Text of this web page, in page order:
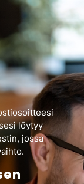
löytyy
jossa